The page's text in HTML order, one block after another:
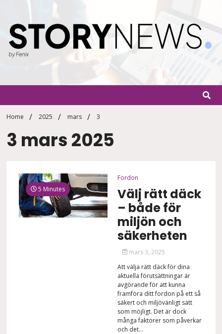
Home 2025 mars 3
3 mars 2025
5 Minutes
Fordon
Välj rätt däck
– både för
miljön och
säkerheten
mars 3, 2025
Att välja rätt däck för dina
aktuella förutsättningar är
avgörande för att kunna
framföra ditt fordon på ett så
säkert och miljövänligt sätt
som möjligt. Det är dock
många faktorer som påverkar
och det...